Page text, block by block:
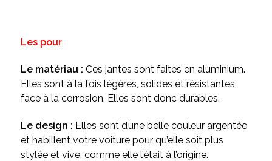
Les pour
Le matériau : Ces jantes sont faites en aluminium.
Elles sont à la fois légères, solides et résistantes
face à la corrosion. Elles sont donc durables.
Le design : Elles sont d’une belle couleur argentée
et habillent votre voiture pour qu’elle soit plus
stylée et vive, comme elle l’était à l’origine.